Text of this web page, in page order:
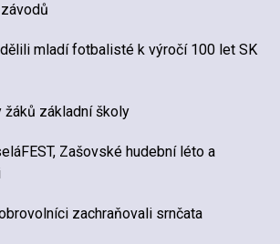
mladí fotbalisté k výročí 100 let SK
žáků základní školy
Zašovské hudební léto a
zachraňovali srnčata